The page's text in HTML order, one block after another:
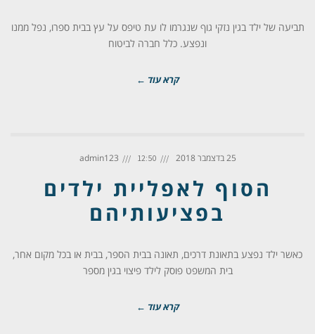
תביעה של ילד בגין נזקי גוף שנגרמו לו עת טיפס על עץ בבית ספרו, נפל ממנו
ונפצע. כלל חברה לביטוח
קרא עוד ←
25 בדצמבר 2018 12:50
admin123
הסוף לאפליית ילדים
בפציעותיהם
כאשר ילד נפצע בתאונת דרכים, תאונה בבית הספר, בבית או בכל מקום אחר,
בית המשפט פוסק לילד פיצוי בגין מספר
קרא עוד ←